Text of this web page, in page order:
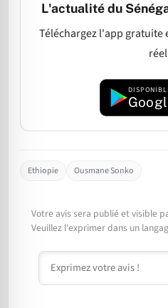
L'actualité du
Téléchargez l'app gratuite
Ethiopie Ousmane Sonko
Votre avis sera publié et visible
Veuillez l'exprimer dans un
Commentaire